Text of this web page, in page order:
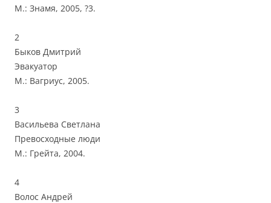
М.: Знамя, 2005, ?3.
2
Быков Дмитрий
Эвакуатор
М.: Вагриус, 2005.
3
Васильева Светлана
Превосходные люди
М.: Грейта, 2004.
4
Волос Андрей